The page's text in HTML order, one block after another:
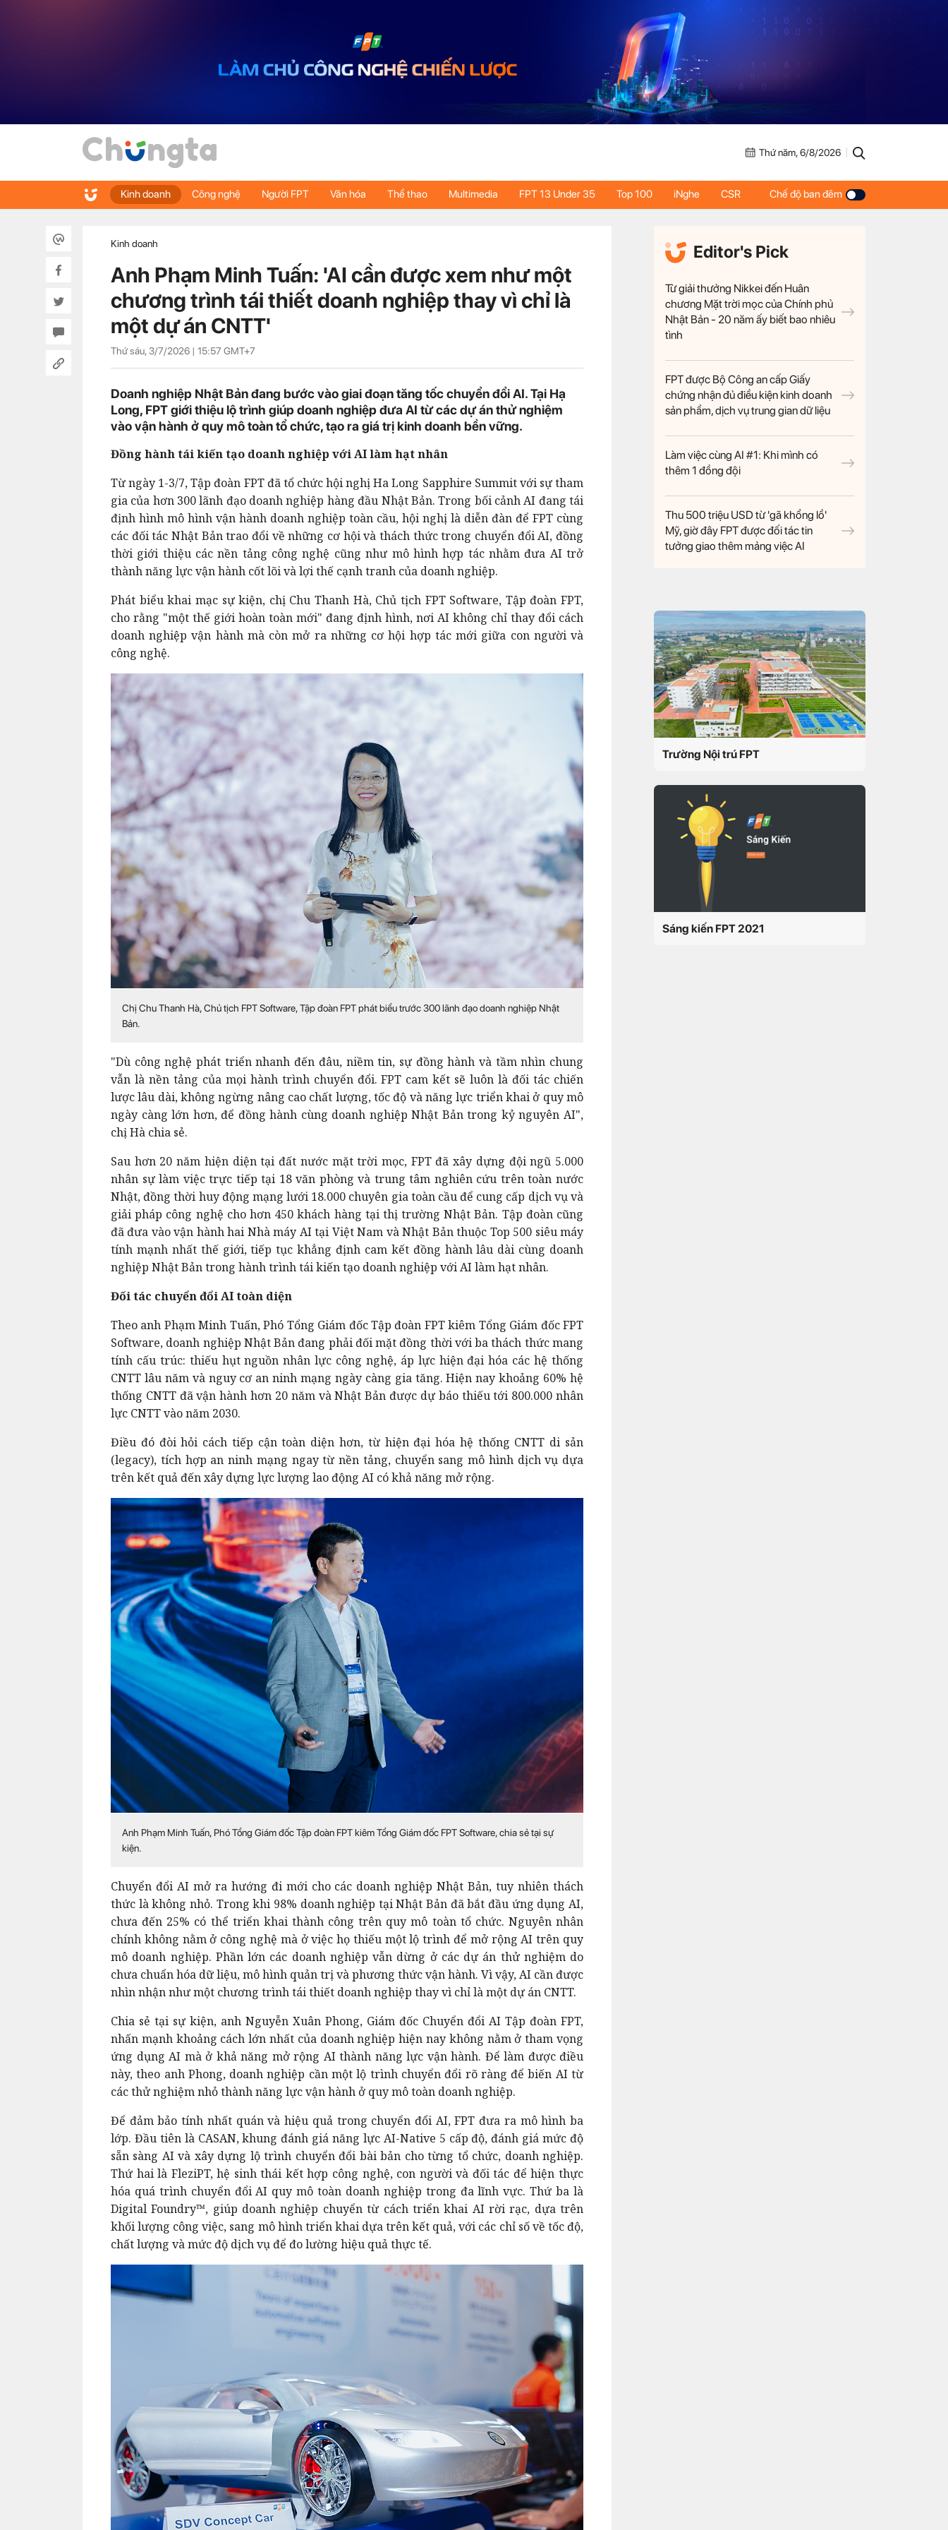
Thứ năm, 6/8/2026
Kinh doanh Công nghệ Người FPT Văn hóa Thể thao Multimedia FPT 13 Under 35 Top 100 iNghe CSR Chế độ ban đêm
Kinh doanh
Anh Phạm Minh Tuấn: 'AI cần được xem như một
chương trình tái thiết doanh nghiệp thay vì chỉ là
một dự án CNTT'
Thứ sáu, 3/7/2026 | 15:57 GMT+7
Doanh nghiệp Nhật Bản đang bước vào giai đoạn tăng tốc chuyển đổi AI. Tại Hạ
Long, FPT giới thiệu lộ trình giúp doanh nghiệp đưa AI từ các dự án thử nghiệm
vào vận hành ở quy mô toàn tổ chức, tạo ra giá trị kinh doanh bền vững.
Đồng hành tái kiến tạo doanh nghiệp với AI làm hạt nhân
Từ ngày 1-3/7, Tập đoàn FPT đã tổ chức hội nghị Ha Long Sapphire Summit với sự tham
gia của hơn 300 lãnh đạo doanh nghiệp hàng đầu Nhật Bản. Trong bối cảnh AI đang tái
định hình mô hình vận hành doanh nghiệp toàn cầu, hội nghị là diễn đàn để FPT cùng
các đối tác Nhật Bản trao đổi về những cơ hội và thách thức trong chuyển đổi AI, đồng
thời giới thiệu các nền tảng công nghệ cũng như mô hình hợp tác nhằm đưa AI trở
thành năng lực vận hành cốt lõi và lợi thế cạnh tranh của doanh nghiệp.
Phát biểu khai mạc sự kiện, chị Chu Thanh Hà, Chủ tịch FPT Software, Tập đoàn FPT,
cho rằng "một thế giới hoàn toàn mới" đang định hình, nơi AI không chỉ thay đổi cách
doanh nghiệp vận hành mà còn mở ra những cơ hội hợp tác mới giữa con người và
công nghệ.
Chị Chu Thanh Hà, Chủ tịch FPT Software, Tập đoàn FPT phát biểu trước 300 lãnh đạo doanh nghiệp Nhật
Bản.
"Dù công nghệ phát triển nhanh đến đâu, niềm tin, sự đồng hành và tầm nhìn chung
vẫn là nền tảng của mọi hành trình chuyển đổi. FPT cam kết sẽ luôn là đối tác chiến
lược lâu dài, không ngừng nâng cao chất lượng, tốc độ và năng lực triển khai ở quy mô
ngày càng lớn hơn, để đồng hành cùng doanh nghiệp Nhật Bản trong kỷ nguyên AI",
chị Hà chia sẻ.
Sau hơn 20 năm hiện diện tại đất nước mặt trời mọc, FPT đã xây dựng đội ngũ 5.000
nhân sự làm việc trực tiếp tại 18 văn phòng và trung tâm nghiên cứu trên toàn nước
Nhật, đồng thời huy động mạng lưới 18.000 chuyên gia toàn cầu để cung cấp dịch vụ và
giải pháp công nghệ cho hơn 450 khách hàng tại thị trường Nhật Bản. Tập đoàn cũng
đã đưa vào vận hành hai Nhà máy AI tại Việt Nam và Nhật Bản thuộc Top 500 siêu máy
tính mạnh nhất thế giới, tiếp tục khẳng định cam kết đồng hành lâu dài cùng doanh
nghiệp Nhật Bản trong hành trình tái kiến tạo doanh nghiệp với AI làm hạt nhân.
Đối tác chuyển đổi AI toàn diện
Theo anh Phạm Minh Tuấn, Phó Tổng Giám đốc Tập đoàn FPT kiêm Tổng Giám đốc FPT
Software, doanh nghiệp Nhật Bản đang phải đối mặt đồng thời với ba thách thức mang
tính cấu trúc: thiếu hụt nguồn nhân lực công nghệ, áp lực hiện đại hóa các hệ thống
CNTT lâu năm và nguy cơ an ninh mạng ngày càng gia tăng. Hiện nay khoảng 60% hệ
thống CNTT đã vận hành hơn 20 năm và Nhật Bản được dự báo thiếu tới 800.000 nhân
lực CNTT vào năm 2030.
Điều đó đòi hỏi cách tiếp cận toàn diện hơn, từ hiện đại hóa hệ thống CNTT di sản
(legacy), tích hợp an ninh mạng ngay từ nền tảng, chuyển sang mô hình dịch vụ dựa
trên kết quả đến xây dựng lực lượng lao động AI có khả năng mở rộng.
Anh Phạm Minh Tuấn, Phó Tổng Giám đốc Tập đoàn FPT kiêm Tổng Giám đốc FPT Software, chia sẻ tại sự
kiện.
Chuyển đổi AI mở ra hướng đi mới cho các doanh nghiệp Nhật Bản, tuy nhiên thách
thức là không nhỏ. Trong khi 98% doanh nghiệp tại Nhật Bản đã bắt đầu ứng dụng AI,
chưa đến 25% có thể triển khai thành công trên quy mô toàn tổ chức. Nguyên nhân
chính không nằm ở công nghệ mà ở việc họ thiếu một lộ trình để mở rộng AI trên quy
mô doanh nghiệp. Phần lớn các doanh nghiệp vẫn dừng ở các dự án thử nghiệm do
chưa chuẩn hóa dữ liệu, mô hình quản trị và phương thức vận hành. Vì vậy, AI cần được
nhìn nhận như một chương trình tái thiết doanh nghiệp thay vì chỉ là một dự án CNTT.
Chia sẻ tại sự kiện, anh Nguyễn Xuân Phong, Giám đốc Chuyển đổi AI Tập đoàn FPT,
nhấn mạnh khoảng cách lớn nhất của doanh nghiệp hiện nay không nằm ở tham vọng
ứng dụng AI mà ở khả năng mở rộng AI thành năng lực vận hành. Để làm được điều
này, theo anh Phong, doanh nghiệp cần một lộ trình chuyển đổi rõ ràng để biến AI từ
các thử nghiệm nhỏ thành năng lực vận hành ở quy mô toàn doanh nghiệp.
Để đảm bảo tính nhất quán và hiệu quả trong chuyển đổi AI, FPT đưa ra mô hình ba
lớp. Đầu tiên là CASAN, khung đánh giá năng lực AI-Native 5 cấp độ, đánh giá mức độ
sẵn sàng AI và xây dựng lộ trình chuyển đổi bài bản cho từng tổ chức, doanh nghiệp.
Thứ hai là FleziPT, hệ sinh thái kết hợp công nghệ, con người và đối tác để hiện thực
hóa quá trình chuyển đổi AI quy mô toàn doanh nghiệp trong đa lĩnh vực. Thứ ba là
Digital Foundry™, giúp doanh nghiệp chuyển từ cách triển khai AI rời rạc, dựa trên
khối lượng công việc, sang mô hình triển khai dựa trên kết quả, với các chỉ số về tốc độ,
chất lượng và mức độ dịch vụ để đo lường hiệu quả thực tế.
Editor's Pick
Từ giải thưởng Nikkei đến Huân
chương Mặt trời mọc của Chính phủ
Nhật Bản - 20 năm ấy biết bao nhiêu
tình
FPT được Bộ Công an cấp Giấy
chứng nhận đủ điều kiện kinh doanh
sản phẩm, dịch vụ trung gian dữ liệu
Làm việc cùng AI #1: Khi mình có
thêm 1 đồng đội
Thu 500 triệu USD từ 'gã khổng lồ'
Mỹ, giờ đây FPT được đối tác tin
tưởng giao thêm mảng việc AI
Trường Nội trú FPT
Sáng kiến FPT 2021